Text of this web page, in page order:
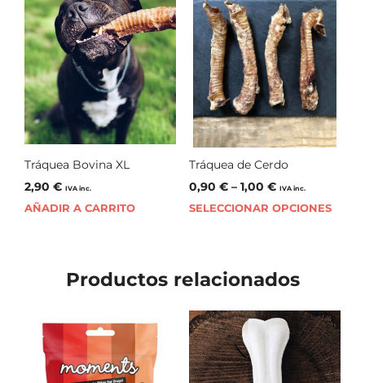
Tráquea Bovina XL
2,90 € IVA inc.
AÑADIR A CARRITO
Tráquea de Cerdo
0,90 €– 1,00 € IVA inc.
SELECCIONAR OPCIONES
Productos relacionados